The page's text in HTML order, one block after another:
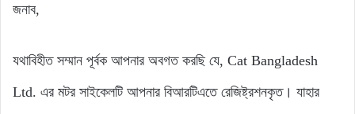
জনাব,
যথাবিহীত সম্মান পূর্বক আপনার অবগত করছি যে, Cat Bangladesh
Ltd. এর মটর সাইকেলটি আপনার বিআরটিএতে রেজিষ্ট্রশনকৃত। যাহার